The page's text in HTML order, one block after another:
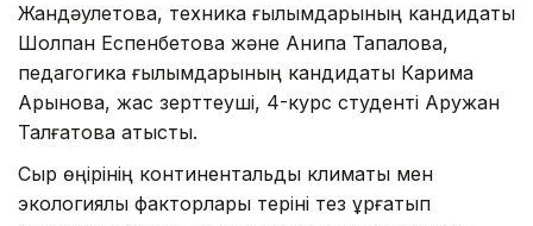
Жандәулетова, техника ғылымдарының кандидаты
Шолпан Еспенбетова және Анипа Тапалова,
педагогика ғылымдарының кандидаты Карима
Арынова, жас зерттеуші, 4-курс студенті Аружан
Талғатова қатысты.
Сыр өңірінің континентальды климаты мен
экологиялық факторлары теріні тез құрғатып